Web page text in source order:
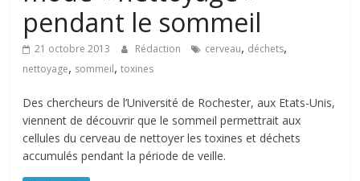
pendant le sommeil
21 octobre 2013 Rédaction cerveau, déchets,
nettoyage, sommeil,toxines
Des chercheurs de l’Université de Rochester, aux Etats-Unis,
viennent de découvrir que le sommeil permettrait aux
cellules du cerveau de nettoyer les toxines et déchets
accumulés pendant la période de veille.